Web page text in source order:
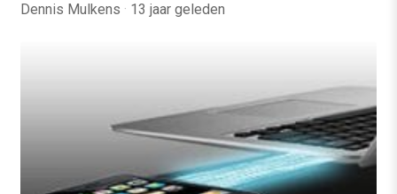
Dennis Mulkens · 13 jaar geleden